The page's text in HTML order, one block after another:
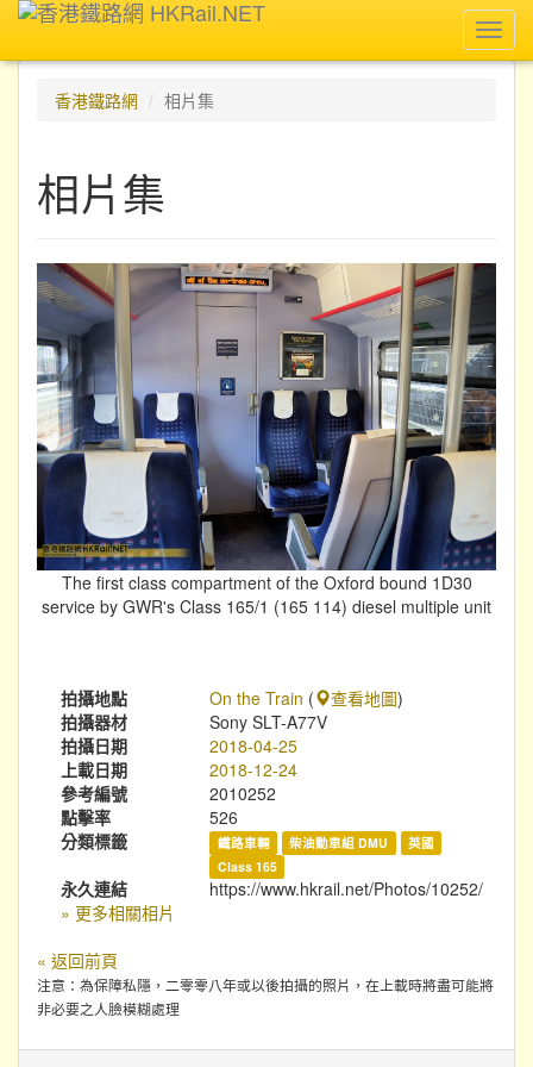
香港鐵路網
相片集
相片集
The first class compartment of the Oxford bound 1D30
service by GWR's Class 165/1 (165 114) diesel multiple unit
拍攝地點 On the Train ( 查看地圖)
拍攝器材
Sony SLT-A77V
拍攝日期
2018-04-25
上載日期
2018-12-24
參考編號
2010252
點擊率
526
分類標籤
鐵路車輛 柴油動車組 DMU
英國
Class 165
永久連結
https://www.hkrail.net/Photos/10252/
» 更多相關相片
« 返回前頁
注意：為保障私隱，二零零八年或以後拍攝的照片，在上載時將盡可能將
非必要之人臉模糊處理